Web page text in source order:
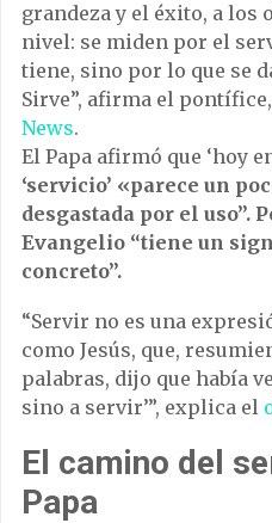
grandeza y el éxito, a los
nivel: se miden por el
tiene, sino por lo que se
Sirve”, afirma el
News.
El Papa afirmó que ‘hoy
‘servicio’ «parece un
desgastada por el uso”.
Evangelio “tiene un
concreto”.
“Servir no es una
como Jesús, que,
palabras, dijo que había
sino a servir’”, explica el
El camino del
Papa